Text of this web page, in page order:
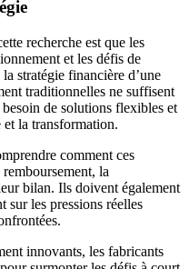
recherche est que les
et les défis de
stratégie financière d’une
traditionnelles ne suffisent
de solutions flexibles et
la transformation.
comment ces
la
bilan. Ils doivent également
sur les pressions réelles
innovants, les fabricants